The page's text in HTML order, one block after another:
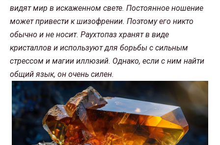
видят мир в искаженном свете. Постоянное ношение
может привести к шизофрении. Поэтому его никто
обычно и не носит. Раухтопаз хранят в виде
кристаллов и используют для борьбы с сильным
стрессом и магии иллюзий. Однако, если с ним найти
общий язык, он очень силен.